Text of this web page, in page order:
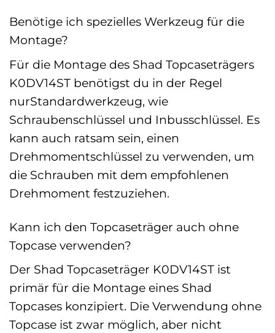
Benötige ich spezielles Werkzeug für die
Montage?
Für die Montage des Shad Topcaseträgers
K0DV14ST benötigst du in der Regel
nurStandardwerkzeug, wie
Schraubenschlüssel und Inbusschlüssel. Es
kann auch ratsam sein, einen
Drehmomentschlüssel zu verwenden, um
die Schrauben mit dem empfohlenen
Drehmoment festzuziehen.
Kann ich den Topcaseträger auch ohne
Topcase verwenden?
Der Shad Topcaseträger K0DV14ST ist
primär für die Montage eines Shad
Topcases konzipiert. Die Verwendung ohne
Topcase ist zwar möglich, aber nicht